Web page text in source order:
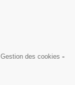
Gestion des cookies